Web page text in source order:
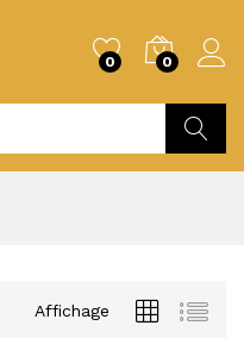
0 0
Affichage